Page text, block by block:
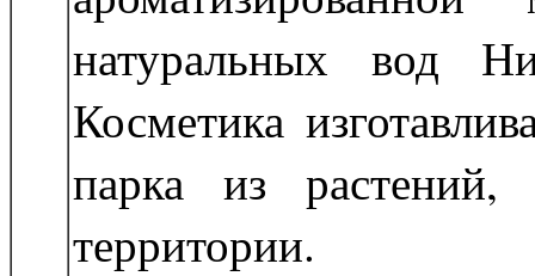
натуральных вод
Косметика
парка из растений,
территории.